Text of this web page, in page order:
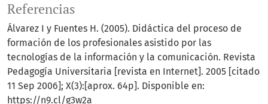
Referencias
Álvarez I y Fuentes H. (2005). Didáctica del proceso de
formación de los profesionales asistido por las
tecnologías de la información y la comunicación. Revista
Pedagogía Universitaria [revista en Internet]. 2005 [citado
11 Sep 2006]; X(3):[aprox. 64p]. Disponible en:
https://n9.cl/g3w2a